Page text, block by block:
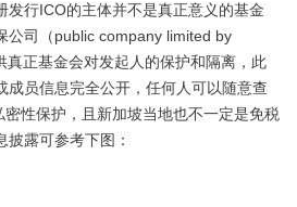
发行ICO的主体并不是真正意义的基金
公司（public company limited by
正基金会对发起人的保护和隔离，此
成员信息完全公开，任何人可以随意查
性保护，且新加坡当地也不一定是免税
露可参考下图：